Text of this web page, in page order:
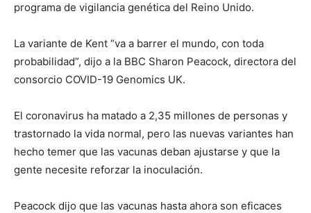
programa de vigilancia genética del Reino Unido.
La variante de Kent “va a barrer el mundo, con toda
probabilidad”, dijo a la BBC Sharon Peacock, directora del
consorcio COVID-19 Genomics UK.
El coronavirus ha matado a 2,35 millones de personas y
trastornado la vida normal, pero las nuevas variantes han
hecho temer que las vacunas deban ajustarse y que la
gente necesite reforzar la inoculación.
Peacock dijo que las vacunas hasta ahora son eficaces